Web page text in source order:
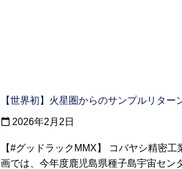
【世界初】火星圏からのサンプルリタ
calendar_today 2026年2月2日
【#グッドラックMMX】 コバヤシ精密
画では、今年度鹿児島県種子島宇宙セン